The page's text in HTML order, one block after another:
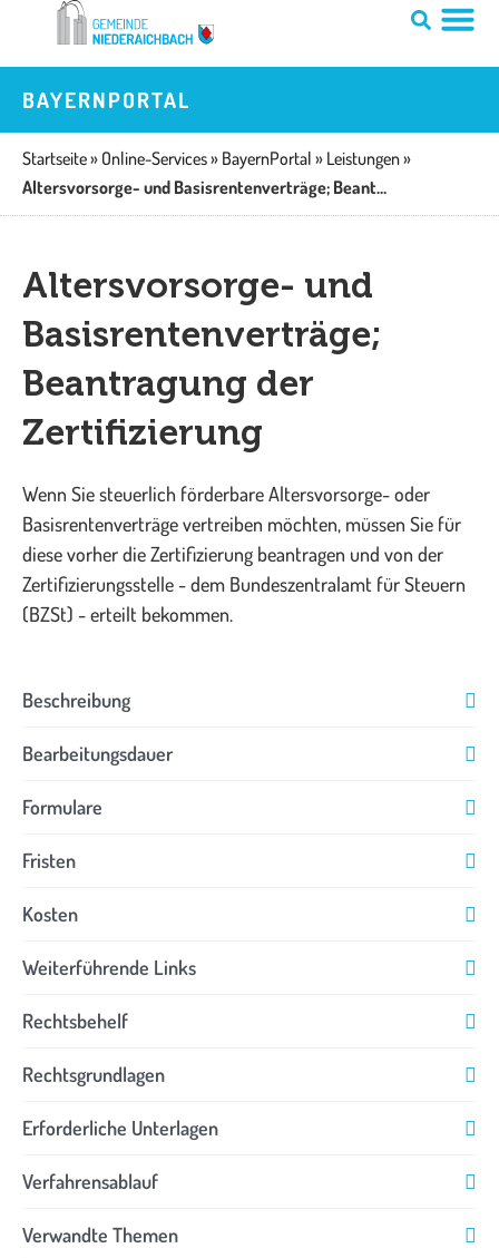
springen
BAYERNPORTAL
Startseite» Online-Services» BayernPortal » Leistungen»
Altersvorsorge- und Basisrentenverträge; Beantragung der Zertifizierung
Altersvorsorge- und
Basisrentenverträge;
Beantragung der
Zertifizierung
Wenn Sie steuerlich förderbare Altersvorsorge- oder
Basisrentenverträge vertreiben möchten, müssen Sie für
diese vorher die Zertifizierung beantragen und von der
Zertifizierungsstelle - dem Bundeszentralamt für Steuern
(BZSt) - erteilt bekommen.
Beschreibung
Bearbeitungsdauer
Formulare
Fristen
Kosten
Weiterführende Links
Rechtsbehelf
Rechtsgrundlagen
Erforderliche Unterlagen
Verfahrensablauf
Verwandte Themen